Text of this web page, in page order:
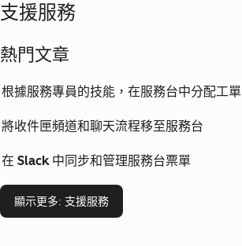
支援服務
熱門文章
根據服務專員的技能，在服務台中分配工單
將收件匣頻道和聊天流程移至服務台
在 Slack 中同步和管理服務台票單
顯示更多: 支援服務